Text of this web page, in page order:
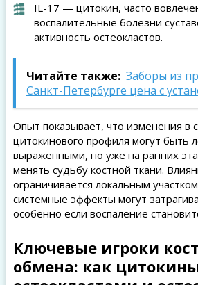
IL-17 — цитокин, часто
воспалительные болезни
активность остеокластов.
Читайте также: Заборы из
Санкт-Петербурге цена с
Опыт показывает, что изменения в
цитокинового профиля могут быть
выраженными, но уже на ранних
менять судьбу костной ткани.
ограничивается локальным
системные эффекты могут
особенно если воспаление
Ключевые игроки
обмена: как